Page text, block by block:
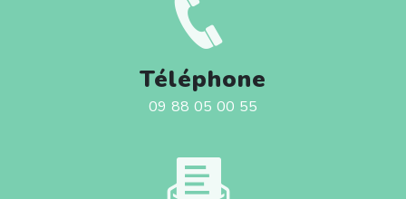
Téléphone
09 88 05 00 55